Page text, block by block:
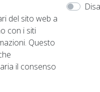
del sito web a
con i siti
Questo
il consenso